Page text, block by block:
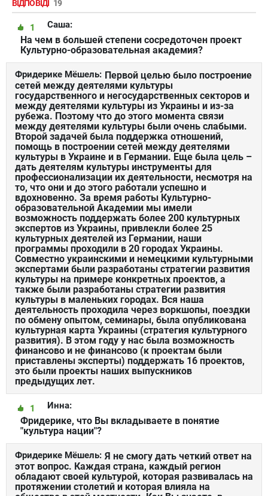
ВІДПОВІДІ 19
Саша:
1
На чем в большей степени сосредоточен проект
Культурно-образовательная академия?
Фридерике Мёшель: Первой целью было построение
сетей между деятелями культуры
государственного и негосударственных секторов и
между деятелями культуры из Украины и из-за
рубежа. Поэтому что до этого момента связи
между деятелями культуры были очень слабыми.
Второй задачей была поддержка отношений,
помощь в построении сетей между деятелями
культуры в Украине и в Германии. Еще была цель –
дать деятелям культуры инструменты для
профессионализации их деятельности, несмотря на
то, что они и до этого работали успешно и
вдохновенно. За время работы Культурно-
образовательной Академии мы имели
возможность поддержать более 200 культурных
экспертов из Украины, привлекли более 25
культурных деятелей из Германии, наши
программы проходили в 20 городах Украины.
Совместно украинскими и немецкими культурными
экспертами были разработаны стратегии развития
культуры на примере конкретных проектов, а
также были разработаны стратегии развития
культуры в маленьких городах. Вся наша
деятельность проходила через воркшопы, поездки
по обмену опытом, семинары, была опубликована
культурная карта Украины (стратегия культурного
развития). В этом году у нас была возможность
финансово и не финансово (к проектам были
приставлены эксперты) поддержать 16 проектов,
это были проекты наших выпускников
предыдущих лет.
Инна:
1
Фридерике, что Вы вкладываете в понятие
"культура нации"?
Фридерике Мёшель: Я не смогу дать четкий ответ на
этот вопрос. Каждая страна, каждый регион
обладают своей культурой, которая развивалась на
протяжении столетий и которая влияла на